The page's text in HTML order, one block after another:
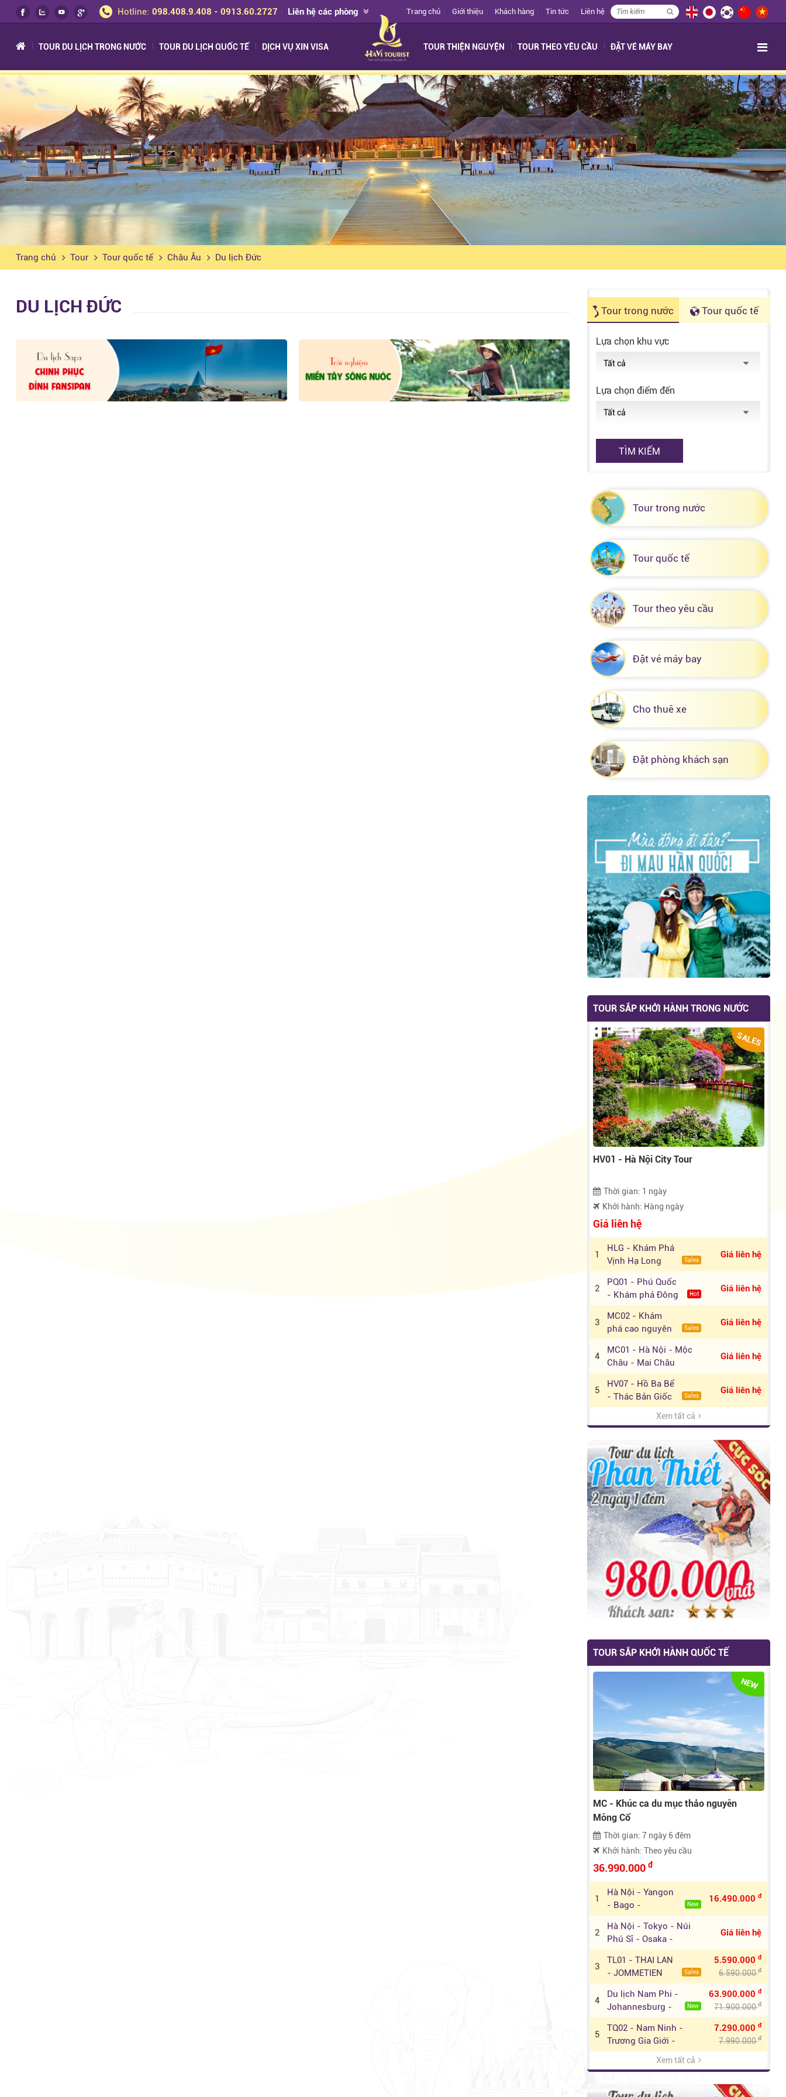
Hotline: 098.408.9.408 - 0913.60.2727 Liên hệ các phòng Trang chủ Giới thiệu Khách hàng Tin tức Liên hệ
TOUR DU LỊCH TRONG NƯỚC TOUR DU LỊCH QUỐC TẾ DỊCH VỤ XIN VISA TOUR THIỆN NGUYỆN TOUR THEO YÊU CẦU ĐẶT VÉ MÁY BAY
Trang chủ Tour Tour quốc tế Châu Âu Du lịch Đức
DU LỊCH ĐỨC Tour trong nước Tour quốc tế
Lựa chọn khu vực
Lựa chọn điểm đến
TÌM KIẾM
Tour trong nước
Tour quốc tế
Tour theo yêu cầu
Đặt vé máy bay
Cho thuê xe
Đặt phòng khách sạn
TOUR SẮP KHỞI HÀNH TRONG NƯỚC
SALES
HV01 - Hà Nội City Tour
Thời gian: 1 ngày
Khởi hành: Hàng ngày
Giá liên hệ
1
HLG - Khám Phá
Vịnh Hạ Long
Trong Ngày
Sales
Giá liên hệ
2
PQ01 - Phú Quốc
- Khám phá Đông
Đảo - Nam Đảo -
Bắc Đảo.
Hot
Giá liên hệ
3
MC02 - Khám
phá cao nguyên
Mộc Châu -
Happy Land
Sales
Giá liên hệ
4
MC01 - Hà Nội - Mộc
Châu - Mai Châu
Giá liên hệ
5
HV07 - Hồ Ba Bể
- Thác Bản Giốc
- Pác Bó
Sales
Giá liên hệ
6
HV05 - Hà Nội -
Sapa - Fansipan
- Bái Đính -
Tràng An
Sales
Giá liên hệ
7
HV04 - Sapa -
Vịnh Hạ Long
Hot
Giá liên hệ
8
HV02 - Hà Nội -
Tràng An - Bái
Đính - Hà Nội
790.000đ
990.000 đ
9
HLG01 - Tour Ghép -
Hà Nội - Vịnh Hạ Long
Giá liên hệ
10
HLG02 - Nghỉ
Dưỡng Du
Thuyền Hạ Long
New
Giá liên hệ
HV06 - Hà Nội -
Sapa - Fansipan
- Ninh Bình - Hạ
Sales
Giá liên hệ
Xem tất cả
TOUR SẮP KHỞI HÀNH QUỐC TẾ
NEW
MC - Khúc ca du mục thảo nguyên
Mông Cổ
Thời gian: 7 ngày 6 đêm
Khởi hành: Theo yêu cầu
36.990.000đ
1
Hà Nội - Yangon
- Bago -
Kyaikhtiyo
New
16.490.000 đ
2
Hà Nội - Tokyo - Núi
Phú Sĩ - Osaka -
Nagoya
Giá liên hệ
3
TL01 - THAI LAN
- JOMMETIEN
BEACH -
SUANTHAI
Sales
5.590.000 đ
6.590.000đ
4
Du lịch Nam Phi -
Johannesburg -
Pretoria - Sun
City - Cape Town
New
63.900.000 đ
71.900.000đ
5
TQ02 - Nam Ninh -
Trương Gia Giới -
Phượng Hoàng Cổ
7.290.000 đ
7.990.000đ
6
Hàn Quốc - Suwon -
Everland - Nami
14.590.000
Xem tất cả